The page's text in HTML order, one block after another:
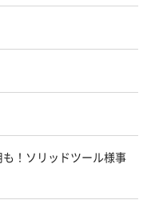
！ソリッドツール様事